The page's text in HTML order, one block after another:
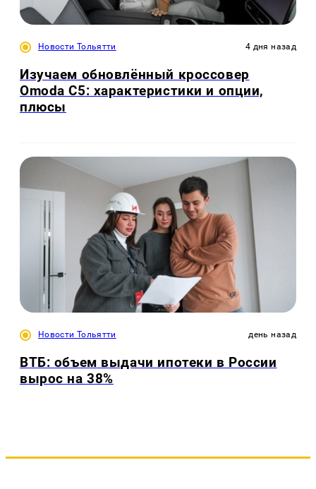
Новости Тольятти 4 дня назад
Изучаем обновлённый кроссовер
Omoda C5: характеристики и опции,
плюсы
Новости Тольятти день назад
ВТБ: объем выдачи ипотеки в России
вырос на 38%